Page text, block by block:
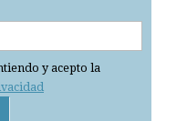
y acepto la